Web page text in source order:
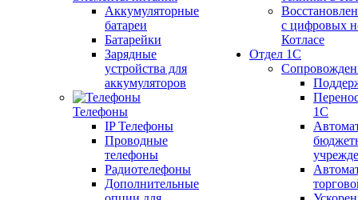
Аккумуляторные
батареи
Батарейки
Зарядные
устройства для
аккумуляторов
Телефоны
IP Телефоны
Проводные
телефоны
Радиотелефоны
Дополнительные
с цифровых
Котлаcе
Отдел 1С
1С